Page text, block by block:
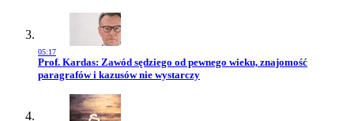
05:17
Przejdź do artykułu:
Prof. Kardas: Zawód sędziego od pewnego wieku, znajomość
paragrafów i kazusów nie wystarczy